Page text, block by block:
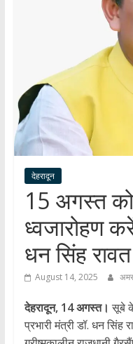
।
सबकी
खबर
देहरादून
15 अगस्त
ध्वजारोहण
धन सिंह रावत
August 14, 2025
देहरादून, 14 अगस्त। सूबे
प्रभारी मंत्री डॉ. धन सिंह